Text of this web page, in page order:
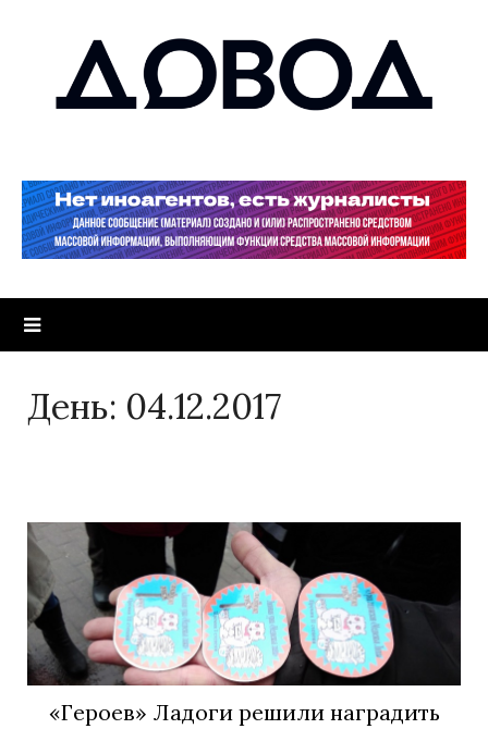
День: 04.12.2017
«Героев» Ладоги решили наградить